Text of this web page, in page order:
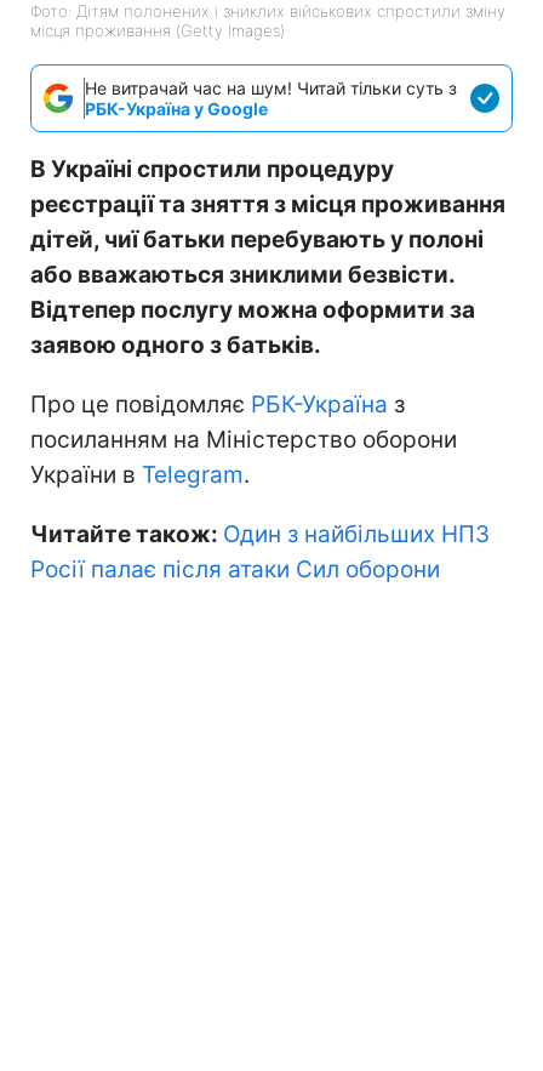
Фото: Дітям полонених і зниклих військових спростили зміну
місця проживання (Getty Images)
Не витрачай час на шум! Читай тільки суть з
РБК-Україна у Google
В Україні спростили процедуру
реєстрації та зняття з місця проживання
дітей, чиї батьки перебувають у полоні
або вважаються зниклими безвісти.
Відтепер послугу можна оформити за
заявою одного з батьків.
Про це повідомляє РБК-Україна з
посиланням на Міністерство оборони
України в Telegram.
Читайте також: Один з найбільших НПЗ
Росії палає після атаки Сил оборони